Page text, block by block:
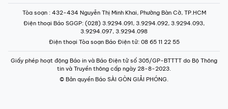
Tòa soạn : 432-434 Nguyễn Thị Minh Khai, Phường Bàn Cờ, TP.HCM
Điện thoại Báo SGGP: (028) 3.9294.091, 3.9294.092, 3.9294.093,
3.9294.097, 3.9294.098
Điện thoại Tòa soạn Báo Điện tử: 08 65 11 22 55
Giấy phép hoạt động Báo in và Báo Điện tử số 305/GP-BTTTT do Bộ Thông
tin và Truyền thông cấp ngày 28-8-2023.
© Bản quyền Báo SÀI GÒN GIẢI PHÓNG.